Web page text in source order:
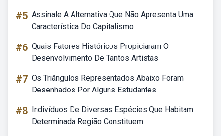
#5 Assinale A Alternativa Que Não Apresenta Uma
Característica Do Capitalismo
#6 Quais Fatores Históricos Propiciaram O
Desenvolvimento De Tantos Artistas
#7 Os Triângulos Representados Abaixo Foram
Desenhados Por Alguns Estudantes
#8 Indivíduos De Diversas Espécies Que Habitam
Determinada Região Constituem